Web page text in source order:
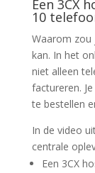
Een 3CX
10
Waarom zou
kan. In het
niet alleen
factureren.
te bestellen
In de video
centrale
Een 3CX